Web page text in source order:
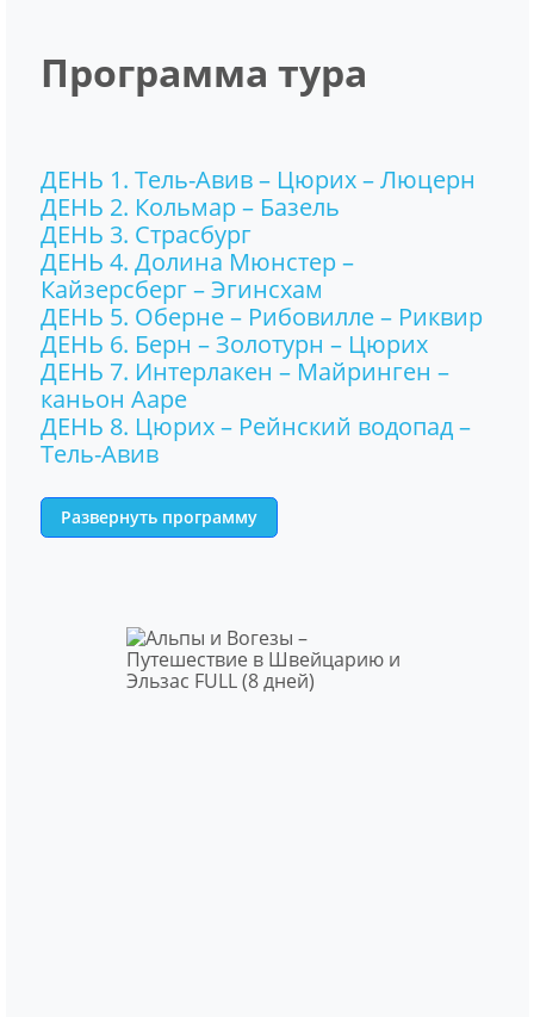
Программа тура
ДЕНЬ 1. Тель-Авив – Цюрих – Люцерн
ДЕНЬ 2. Кольмар – Базель
ДЕНЬ 3. Страсбург
ДЕНЬ 4. Долина Мюнстер –
Кайзерсберг – Эгинсхам
ДЕНЬ 5. Оберне – Рибовилле – Риквир
ДЕНЬ 6. Берн – Золотурн – Цюрих
ДЕНЬ 7. Интерлакен – Майринген –
каньон Ааре
ДЕНЬ 8. Цюрих – Рейнский водопад –
Тель-Авив
Развернуть программу